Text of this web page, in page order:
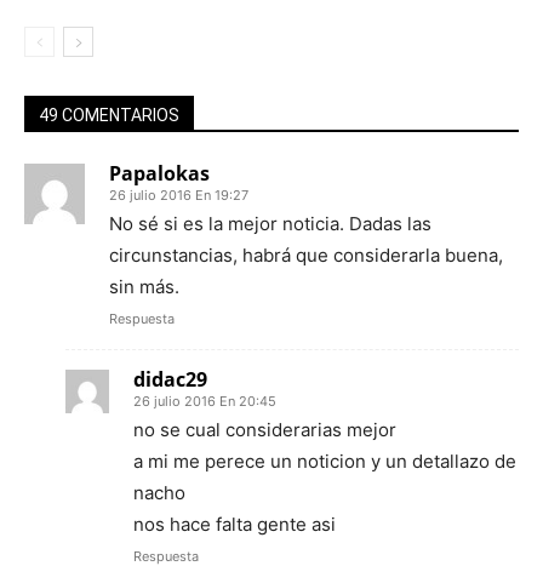
49 COMENTARIOS
Papalokas
26 julio 2016 En 19:27
No sé si es la mejor noticia. Dadas las
circunstancias, habrá que considerarla buena,
sin más.
Respuesta
didac29
26 julio 2016 En 20:45
no se cual considerarias mejor
a mi me perece un noticion y un detallazo de
nacho
nos hace falta gente asi
Respuesta